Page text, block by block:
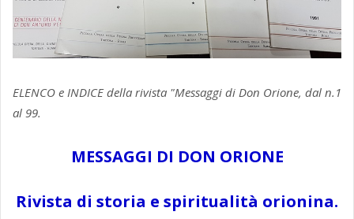
ELENCO e INDICE della rivista "Messaggi di Don Orione, dal n.1
al 99.
MESSAGGI DI DON ORIONE
Rivista di storia e spiritualità orionina.